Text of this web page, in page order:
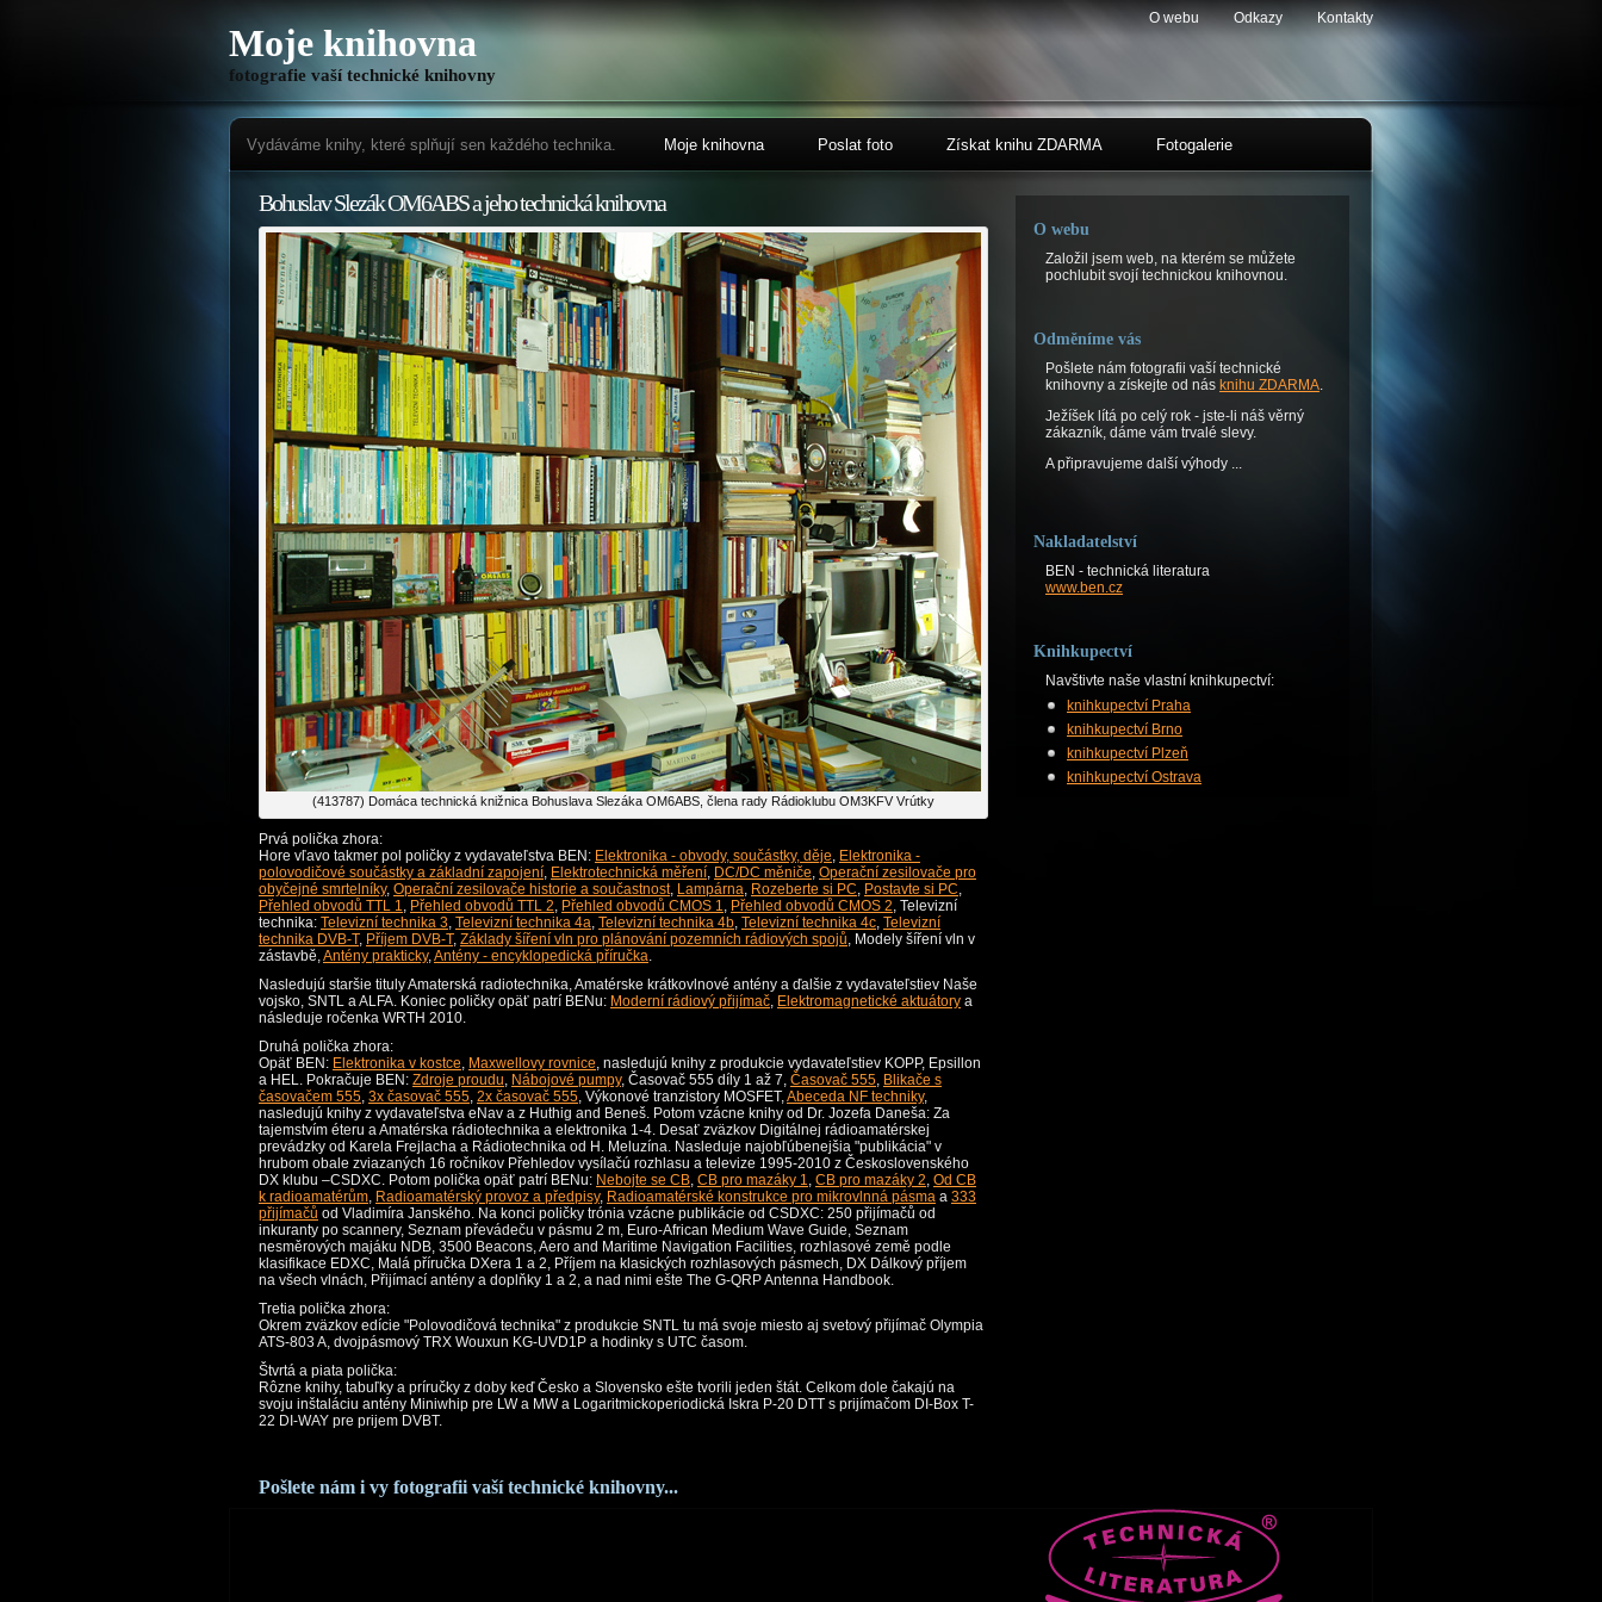
Moje knihovna
fotografie vaší technické knihovny
O webu Odkazy Kontakty
Vydáváme knihy, které splňují sen každého technika. Moje knihovna Poslat foto Získat knihu ZDARMA Fotogalerie
Bohuslav Slezák OM6ABS a jeho technická knihovna
(413787) Domáca technická knižnica Bohuslava Slezáka OM6ABS, člena rady Rádioklubu OM3KFV Vrútky
Prvá polička zhora:
Hore vľavo takmer pol poličky z vydavateľstva BEN: Elektronika - obvody, součástky, děje, Elektronika -
polovodičové součástky a základní zapojení, Elektrotechnická měření, DC/DC měniče, Operační zesilovače pro
obyčejné smrtelníky, Operační zesilovače historie a součastnost, Lampárna, Rozeberte si PC, Postavte si PC,
Přehled obvodů TTL 1, Přehled obvodů TTL 2, Přehled obvodů CMOS 1, Přehled obvodů CMOS 2, Televizní
technika: Televizní technika 3, Televizní technika 4a, Televizní technika 4b, Televizní technika 4c, Televizní
technika DVB-T, Příjem DVB-T, Základy šíření vln pro plánování pozemních rádiových spojů, Modely šíření vln v
zástavbě,Antény prakticky,Antény - encyklopedická příručka.
Nasledujú staršie tituly Amaterská radiotechnika, Amatérske krátkovlnové antény a ďalšie z vydavateľstiev Naše
vojsko, SNTL a ALFA. Koniec poličky opäť patrí BENu: Moderní rádiový přijímač, Elektromagnetické aktuátory a
následuje ročenka WRTH 2010.
Druhá polička zhora:
Opäť BEN: Elektronika v kostce, Maxwellovy rovnice, nasledujú knihy z produkcie vydavateľstiev KOPP, Epsillon
a HEL. Pokračuje BEN: Zdroje proudu, Nábojové pumpy, Časovač 555 díly 1 až 7, Časovač 555, Blikače s
časovačem 555, 3x časovač 555, 2x časovač 555, Výkonové tranzistory MOSFET,Abeceda NF techniky,
nasledujú knihy z vydavateľstva eNav a z Huthig and Beneš. Potom vzácne knihy od Dr. Jozefa Daneša: Za
tajemstvím éteru a Amatérska rádiotechnika a elektronika 1-4. Desať zväzkov Digitálnej rádioamatérskej
prevádzky od Karela Frejlacha a Rádiotechnika od H. Meluzína. Nasleduje najobľúbenejšia "publikácia" v
hrubom obale zviazaných 16 ročníkov Přehledov vysílačú rozhlasu a televize 1995-2010 z Československého
DX klubu –CSDXC. Potom polička opäť patrí BENu: Nebojte se CB, CB pro mazáky 1, CB pro mazáky 2, Od CB
k radioamatérům, Radioamatérský provoz a předpisy, Radioamatérské konstrukce pro mikrovlnná pásma a 333
přijímačů od Vladimíra Janského. Na konci poličky trónia vzácne publikácie od CSDXC: 250 přijímačů od
inkuranty po scannery, Seznam převádeču v pásmu 2 m, Euro-African Medium Wave Guide, Seznam
nesměrových majáku NDB, 3500 Beacons, Aero and Maritime Navigation Facilities, rozhlasové země podle
klasifikace EDXC, Malá příručka DXera 1 a 2, Příjem na klasických rozhlasových pásmech, DX Dálkový příjem
na všech vlnách, Přijímací antény a doplňky 1 a 2, a nad nimi ešte The G-QRP Antenna Handbook.
Tretia polička zhora:
Okrem zväzkov edície "Polovodičová technika" z produkcie SNTL tu má svoje miesto aj svetový přijímač Olympia
ATS-803 A, dvojpásmový TRX Wouxun KG-UVD1P a hodinky s UTC časom.
Štvrtá a piata polička:
Rôzne knihy, tabuľky a príručky z doby keď Česko a Slovensko ešte tvorili jeden štát. Celkom dole čakajú na
svoju inštaláciu antény Miniwhip pre LW a MW a Logaritmickoperiodická Iskra P-20 DTT s prijímačom DI-Box T-
22 DI-WAY pre prijem DVBT.
Pošlete nám i vy fotografii vaší technické knihovny...
O webu
Založil jsem web, na kterém se můžete
pochlubit svojí technickou knihovnou.
Odměníme vás
Pošlete nám fotografii vaší technické
knihovny a získejte od nás knihu ZDARMA.
Ježíšek lítá po celý rok - jste-li náš věrný
zákazník, dáme vám trvalé slevy.
A připravujeme další výhody ...
Nakladatelství
BEN - technická literatura
www.ben.cz
Knihkupectví
Navštivte naše vlastní knihkupectví:
knihkupectví Praha
knihkupectví Brno
knihkupectví Plzeň
knihkupectví Ostrava